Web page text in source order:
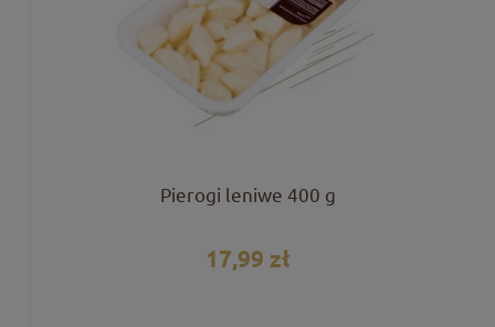
Pierogi leniwe 400 g
17,99 zł